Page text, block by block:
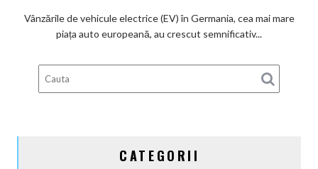
din
Germania
Vânzările de vehicule electrice (EV) în Germania, cea mai mare
piața auto europeană, au crescut semnificativ...
CATEGORII